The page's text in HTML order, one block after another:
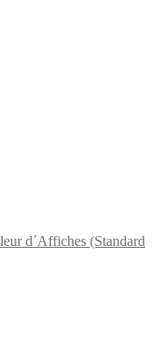
d´Affiches (Standard